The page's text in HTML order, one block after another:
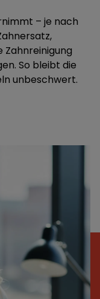
– je nach
Zahnreinigung
So bleibt die
unbeschwert.